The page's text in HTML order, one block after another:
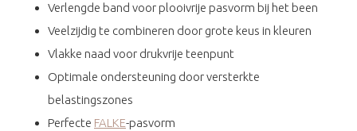
Verlengde band voor plooivrije pasvorm bij het been
Veelzijdig te combineren door grote keus in kleuren
Vlakke naad voor drukvrije teenpunt
Optimale ondersteuning door versterkte
belastingszones
Perfecte FALKE-pasvorm